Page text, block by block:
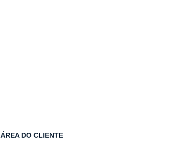
ÁREA DO CLIENTE